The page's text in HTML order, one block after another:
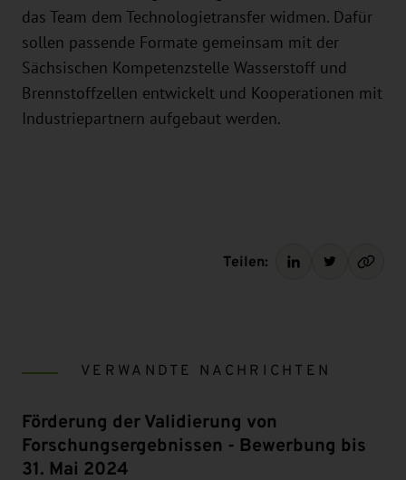
das Team dem Technologietransfer widmen. Dafür
sollen passende Formate gemeinsam mit der
Sächsischen Kompetenzstelle Wasserstoff und
Brennstoffzellen entwickelt und Kooperationen mit
Industriepartnern aufgebaut werden.
Teilen:
VERWANDTE NACHRICHTEN
Förderung der Validierung von
Forschungsergebnissen - Bewerbung bis
31. Mai 2024